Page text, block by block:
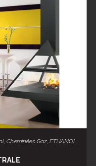
, Cheminées Gaz, ETHANOL,